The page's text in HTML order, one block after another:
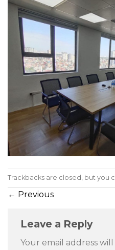
Trackbacks are closed, but you
← Previous
Leave a Reply
Your email address